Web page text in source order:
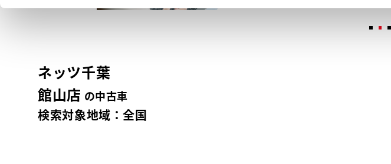
ネッツ千葉
館山店 の中古車
検索対象地域：全国